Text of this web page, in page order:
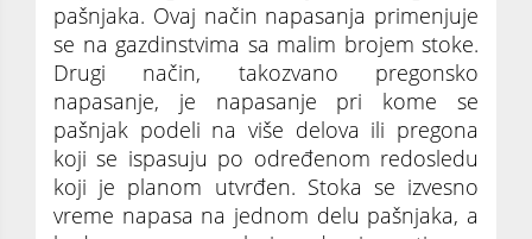
pašnjaka. Ovaj način napasanja primenjuje
se na gazdinstvima sa malim brojem stoke.
Drugi način, takozvano pregonsko
napasanje, je napasanje pri kome se
pašnjak podeli na više delova ili pregona
koji se ispasuju po određenom redosledu
koji je planom utvrđen. Stoka se izvesno
vreme napasa na jednom delu pašnjaka, a